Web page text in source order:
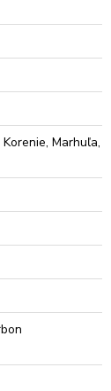
Marhuľa,